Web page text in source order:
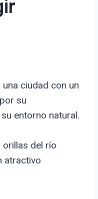
ciudad con un
su
entorno natural.
orillas del río
atractivo